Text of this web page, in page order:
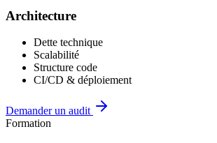
Architecture
Dette technique
Scalabilité
Structure code
CI/CD & déploiement
Demander un audit
Formation